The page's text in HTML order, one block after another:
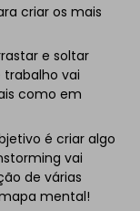
criar os mais
e soltar
vai
como em
é criar algo
vai
de várias
mental!